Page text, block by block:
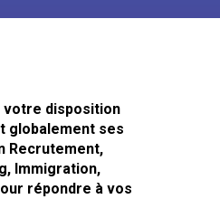
votre disposition
globalement ses
Recrutement,
Immigration,
répondre à vos